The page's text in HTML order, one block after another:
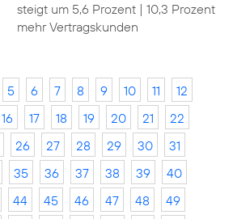
steigt um 5,6 Prozent | 10,3 Prozent
mehr Vertragskunden
5 6 7 8 9 10 11
12
16 17 18 19 20 21
22
26 27 28 29 30
31
35 36 37 38 39
40
44 45 46 47 48
49